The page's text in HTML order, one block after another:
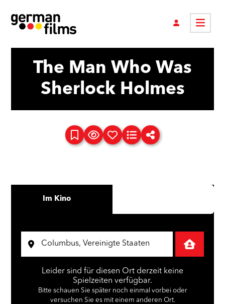
The Man Who Was
Sherlock Holmes
Im Kino
Leider sind für diesen Ort derzeit keine
Spielzeiten verfügbar.
Bitte schauen Sie später noch einmal vorbei oder
versuchen Sie es mit einem anderen Ort.